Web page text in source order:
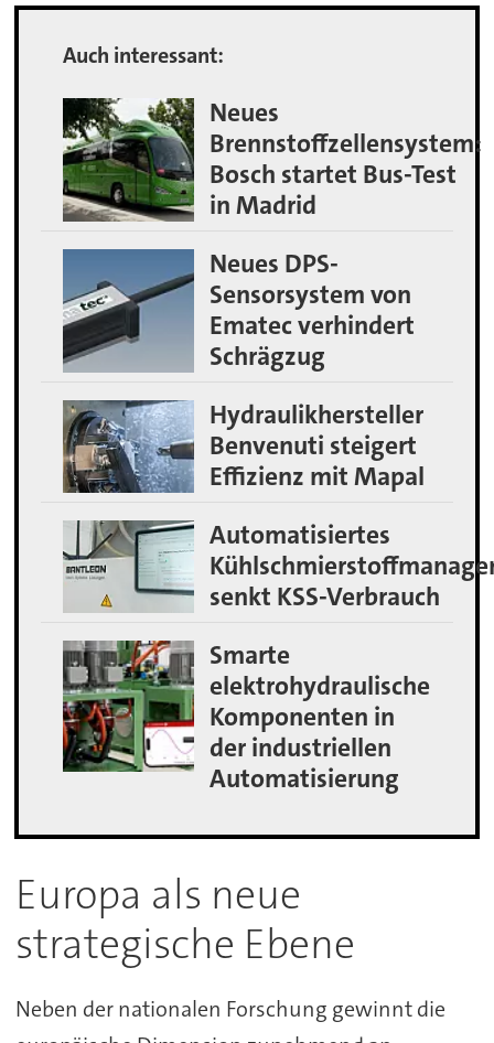
Auch interessant:
Neues
Brennstoffzellensystem:
Bosch startet Bus-Test
in Madrid
Neues DPS-
Sensorsystem von
Ematec verhindert
Schrägzug
Hydraulikhersteller
Benvenuti steigert
Effizienz mit Mapal
Automatisiertes
senkt KSS-Verbrauch
Smarte
elektrohydraulische
Komponenten in
der industriellen
Automatisierung
Europa als neue
strategische Ebene
Neben der nationalen Forschung gewinnt die